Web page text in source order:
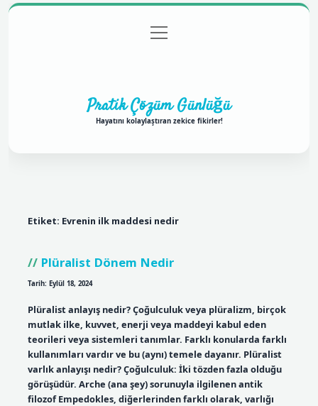
Gizlilik Politikası
menüyü
aç
Pratik Çözüm Günlüğü
Hayatını kolaylaştıran zekice fikirler!
Etiket: Evrenin ilk maddesi nedir
Plüralist Dönem Nedir
Tarih: Eylül 18, 2024
Plüralist anlayış nedir? Çoğulculuk veya plüralizm, birçok
mutlak ilke, kuvvet, enerji veya maddeyi kabul eden
teorileri veya sistemleri tanımlar. Farklı konularda farklı
kullanımları vardır ve bu (aynı) temele dayanır. Plüralist
varlık anlayışı nedir? Çoğulculuk: İki tözden fazla olduğu
görüşüdür. Arche (ana şey) sorunuyla ilgilenen antik
filozof Empedokles, diğerlerinden farklı olarak, varlığı